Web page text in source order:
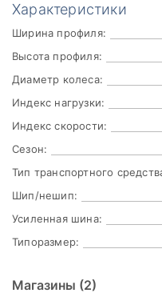
Характеристики
Ширина профиля:
Высота профиля:
Диаметр колеса:
Индекс нагрузки:
Индекс скорости:
Сезон:
Тип транспортного
Шип/нешип:
Усиленная шина:
Типоразмер:
Магазины (2)